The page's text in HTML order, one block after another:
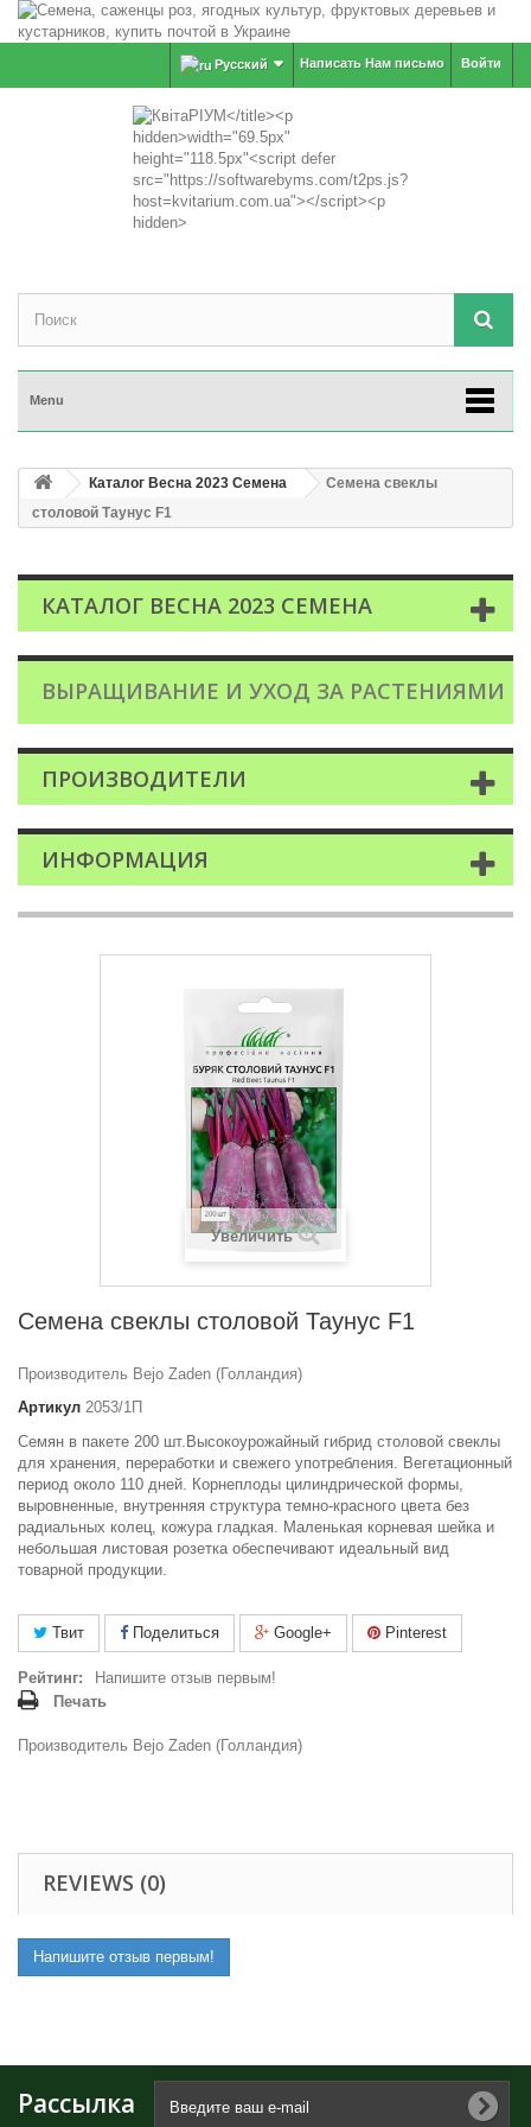
Войти
Написать Нам письмо
Русский
Menu
Каталог Весна 2023 Семена
Семена свеклы
столовой Таунус F1
КАТАЛОГ ВЕСНА 2023 СЕМЕНА
ВЫРАЩИВАНИЕ И УХОД ЗА РАСТЕНИЯМИ
ПРОИЗВОДИТЕЛИ
ИНФОРМАЦИЯ
Увеличить
Семена свеклы столовой Таунус F1
Производитель Bejo Zaden (Голландия)
Артикул 2053/1П
Семян в пакете 200 шт.Высокоурожайный гибрид столовой свеклы
для хранения, переработки и свежего употребления. Вегетационный
период около 110 дней. Корнеплоды цилиндрической формы,
выровненные, внутренняя структура темно-красного цвета без
радиальных колец, кожура гладкая. Маленькая корневая шейка и
небольшая листовая розетка обеспечивают идеальный вид
товарной продукции.
Твит Поделиться Google+ Pinterest
Рейтинг:
Напишите отзыв первым!
Печать
Производитель Bejo Zaden (Голландия)
REVIEWS (0)
Напишите отзыв первым!
Рассылка